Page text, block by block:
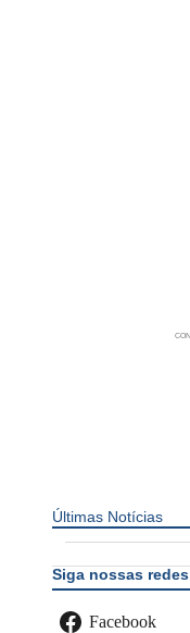
Últimas Notícias
Siga nossas redes
Facebook